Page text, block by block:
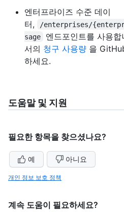
엔터프라이즈 수준 데이
터,
/enterprises/
sage
엔드포인트를 사용
서의 청구 사용량 을
하세요.
도움말 및 지원
필요한 항목을 찾으셨나요?
예 아니요
개인 정보 보호 정책
계속 도움이 필요하세요?